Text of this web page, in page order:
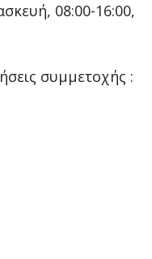
08:00-16:00,
συμμετοχής :